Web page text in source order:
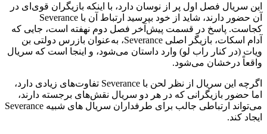
این سریال فصل اول پر از نوسان دارد، با اینکه بازیگران قوی‌ای در
آن حضور دارند، شاید از خود بپرسید ارتباط آن با Severance
کجاست. پاسخ در قسمت پیش‌آخر فصل دوم نهفته است، جایی که
آدام اسکات، بازیگر اصلی Severance، به‌عنوان بازرس دولتی بن
ویات (در کنار راب لو) وارد داستان می‌شود، و اینجا است که سریال
واقعاً درخشان می‌شود.
اگرچه این سریال از نظر لحن با Severance تفاوت‌های زیادی دارد،
اما حضور بازیگرانی که در هر دو سریال نقش‌های برجسته دارند،
می‌تواند ارتباطی جالب برای طرفداران سریال های شبیه Severance
ایجاد کند.